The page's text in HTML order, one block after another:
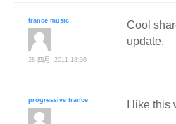
trance music
28 四月, 2011 18:36
Cool
update.
progressive trance I like